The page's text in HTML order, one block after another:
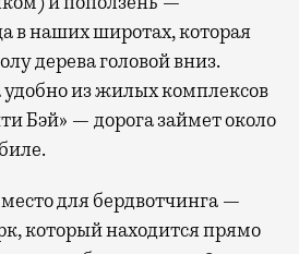
в наших широтах, которая
дерева головой вниз.
удобно из жилых комплексов
Бэй» — дорога займет около
для бердвотчинга —
который находится прямо